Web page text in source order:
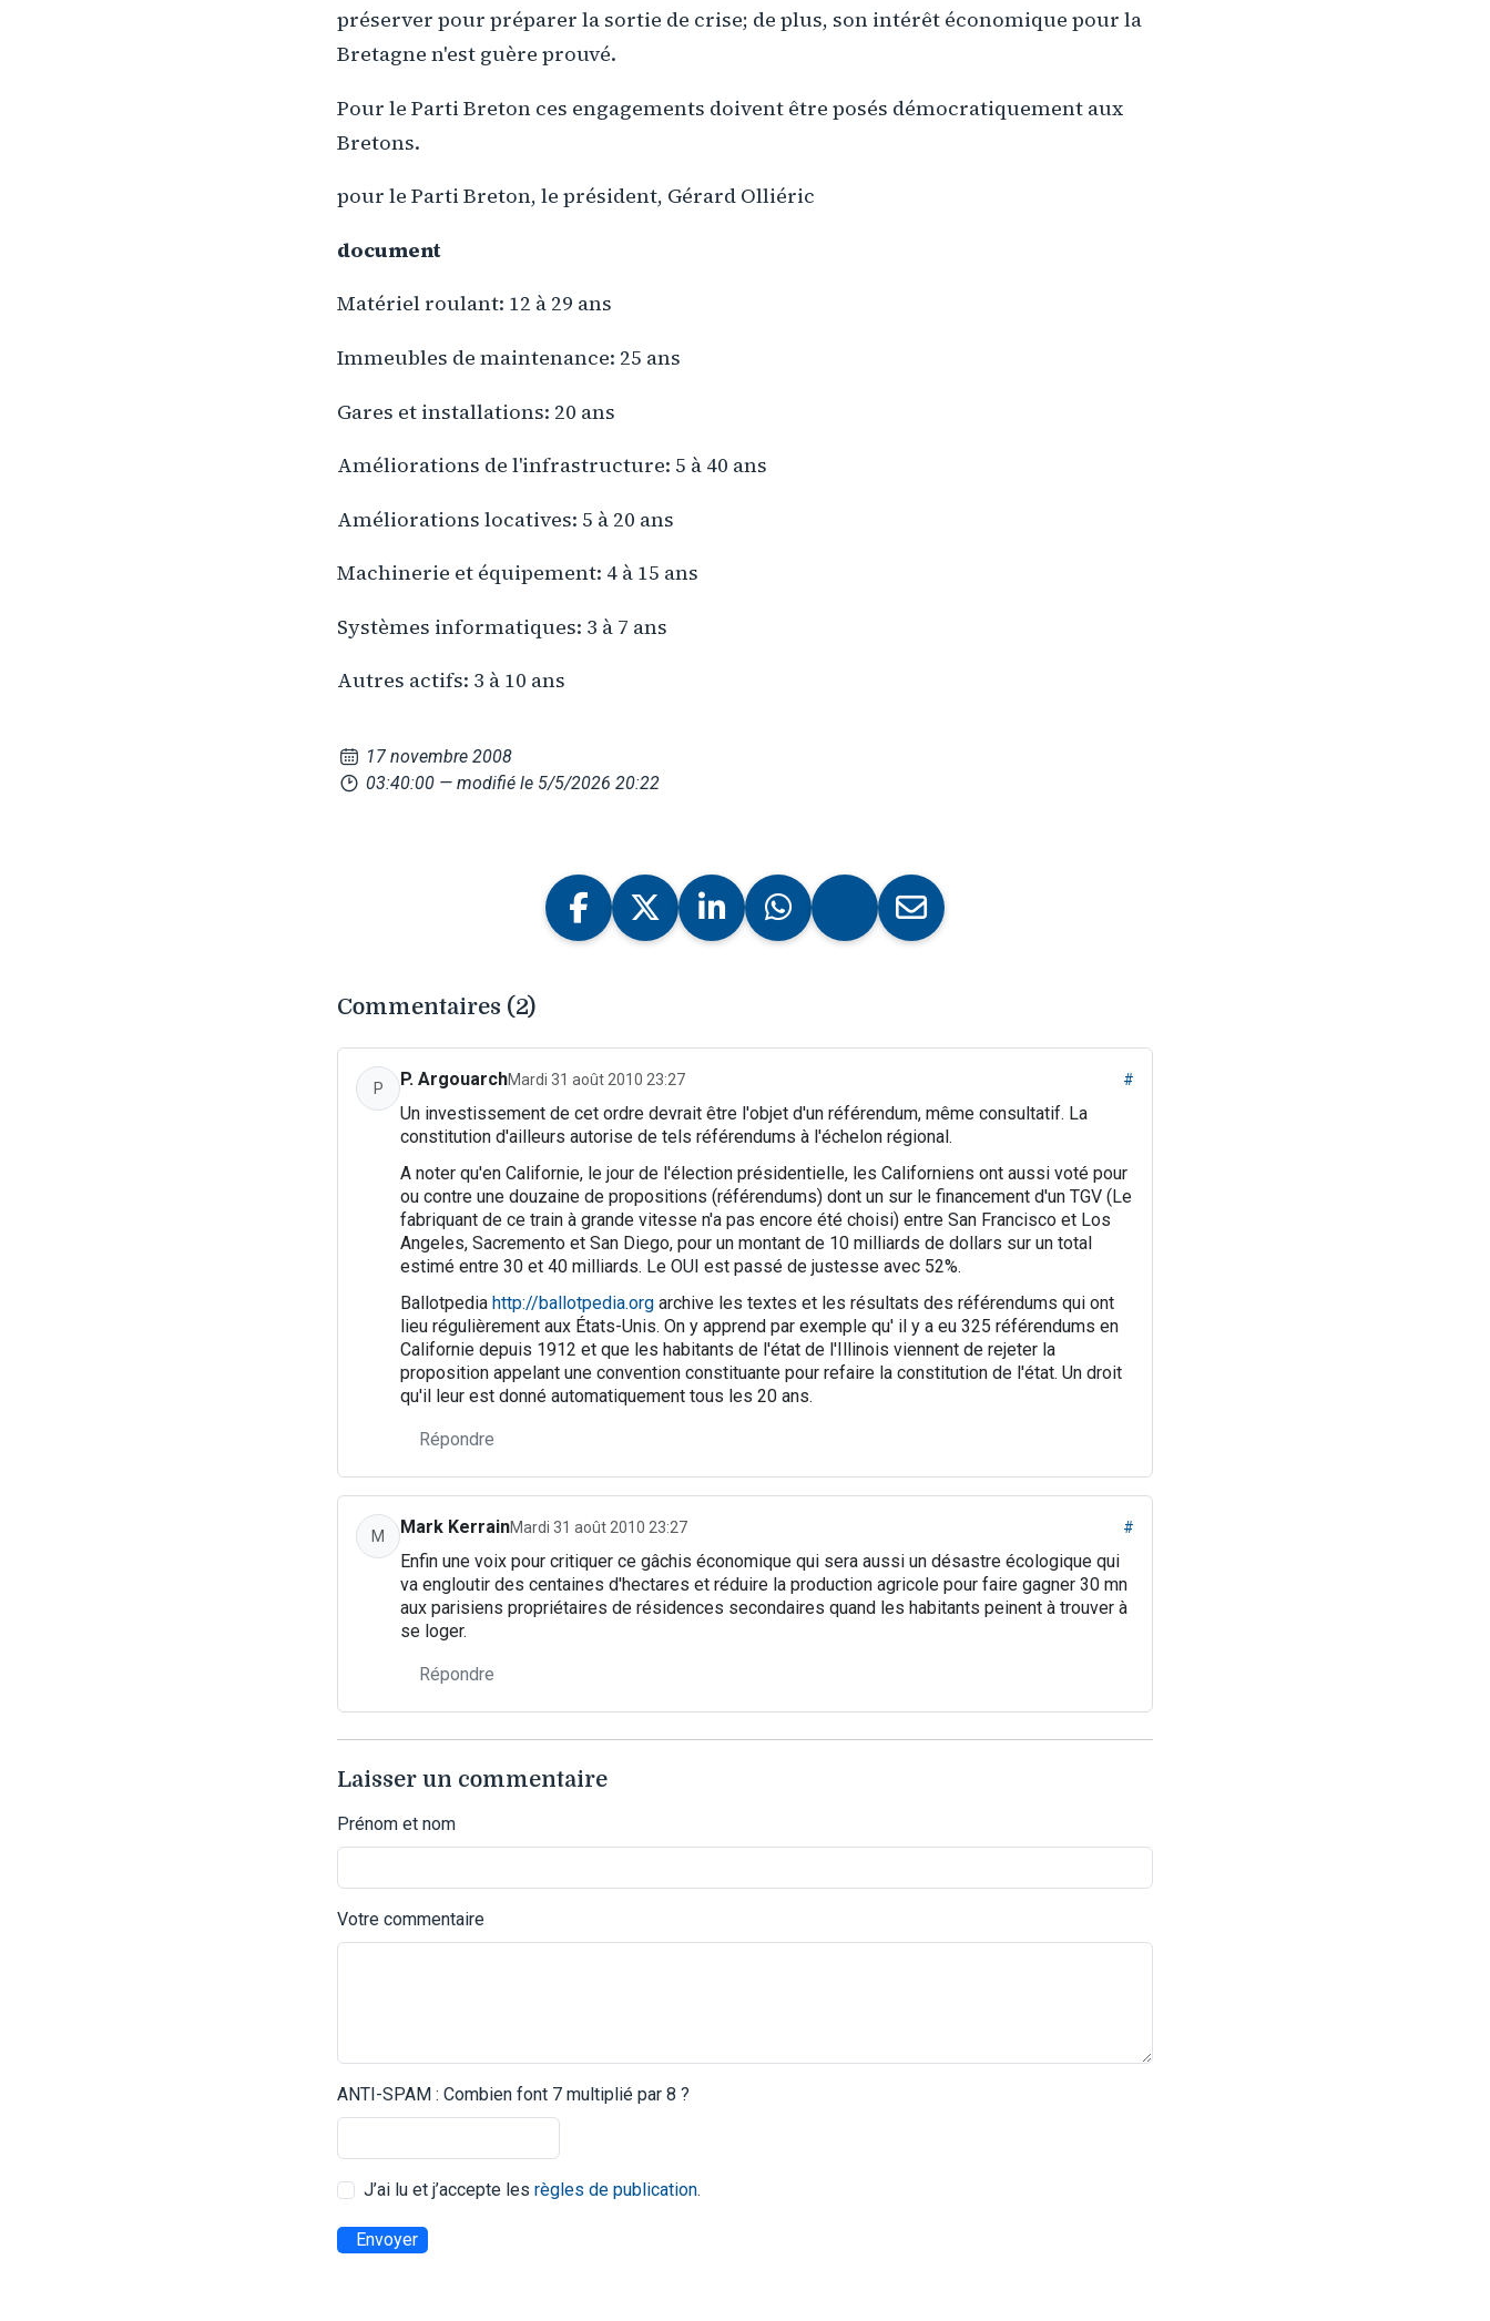
préserver pour préparer la sortie de crise; de plus, son intérêt économique pour la
Bretagne n'est guère prouvé.
Pour le Parti Breton ces engagements doivent être posés démocratiquement aux
Bretons.
pour le Parti Breton, le président, Gérard Olliéric
document
Matériel roulant: 12 à 29 ans
Immeubles de maintenance: 25 ans
Gares et installations: 20 ans
Améliorations de l'infrastructure: 5 à 40 ans
Améliorations locatives: 5 à 20 ans
Machinerie et équipement: 4 à 15 ans
Systèmes informatiques: 3 à 7 ans
Autres actifs: 3 à 10 ans
17 novembre 2008
03:40:00 — modifié le 5/5/2026 20:22
Commentaires (2)
P P. ArgouarchMardi 31 août 2010 23:27 #
Un investissement de cet ordre devrait être l'objet d'un référendum, même consultatif. La
constitution d'ailleurs autorise de tels référendums à l'échelon régional.
A noter qu'en Californie, le jour de l'élection présidentielle, les Californiens ont aussi voté pour
ou contre une douzaine de propositions (référendums) dont un sur le financement d'un TGV (Le
fabriquant de ce train à grande vitesse n'a pas encore été choisi) entre San Francisco et Los
Angeles, Sacremento et San Diego, pour un montant de 10 milliards de dollars sur un total
estimé entre 30 et 40 milliards. Le OUI est passé de justesse avec 52%.
Ballotpedia http://ballotpedia.org archive les textes et les résultats des référendums qui ont
lieu régulièrement aux États-Unis. On y apprend par exemple qu' il y a eu 325 référendums en
Californie depuis 1912 et que les habitants de l'état de l'Illinois viennent de rejeter la
proposition appelant une convention constituante pour refaire la constitution de l'état. Un droit
qu'il leur est donné automatiquement tous les 20 ans.
Répondre
M Mark KerrainMardi 31 août 2010 23:27 #
Enfin une voix pour critiquer ce gâchis économique qui sera aussi un désastre écologique qui
va engloutir des centaines d'hectares et réduire la production agricole pour faire gagner 30 mn
aux parisiens propriétaires de résidences secondaires quand les habitants peinent à trouver à
se loger.
Répondre
Laisser un commentaire
Prénom et nom
Votre commentaire
ANTI-SPAM : Combien font 7 multiplié par 8 ?
J’ai lu et j’accepte les règles de publication.
Envoyer